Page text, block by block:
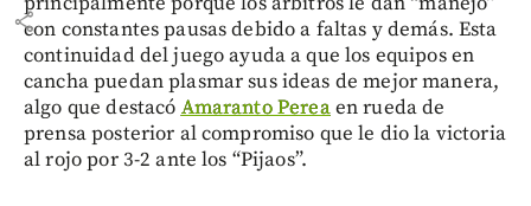
sharecon constantes pausas debido a faltas y demás. Esta
continuidad del juego ayuda a que los equipos en
cancha puedan plasmar sus ideas de mejor manera,
algo que destacó Amaranto Pereaen rueda de
prensa posterior al compromiso que le dio la victoria
al rojo por 3-2 ante los “Pijaos”.